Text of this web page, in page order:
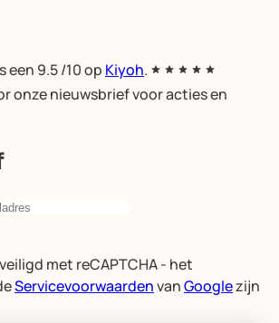
een 9.5/10 op Kiyoh.
onze nieuwsbrief voor acties en
met reCAPTCHA - het
ServicevoorwaardenvanGooglezijn